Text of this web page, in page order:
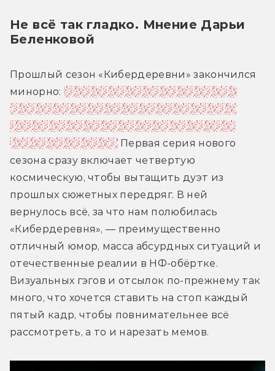
Не всё так гладко. Мнение Дарьи
Беленковой
Прошлый сезон «Кибердеревни» закончился
минорно: марсианский фермер Николай
оказался в местах не столь отдаленных, а
Робогозин попал в унизительный плен к
голограмме Галине. Первая серия нового
сезона сразу включает четвертую
космическую, чтобы вытащить дуэт из
прошлых сюжетных передряг. В ней
вернулось всё, за что нам полюбилась
«Кибердеревня», — преимущественно
отличный юмор, масса абсурдных ситуаций и
отечественные реалии в НФ-обёртке.
Визуальных гэгов и отсылок по-прежнему так
много, что хочется ставить на стоп каждый
пятый кадр, чтобы повнимательнее всё
рассмотреть, а то и нарезать мемов.